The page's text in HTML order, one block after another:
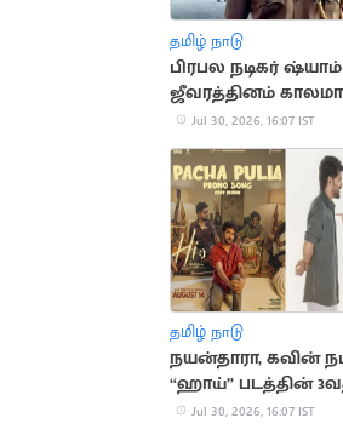
தமிழ் நாடு
பிரபல நடிகர் ஷ்யாம்
ஜீவரத்தினம்
Jul 30, 2026, 16:07 IST
தமிழ் நாடு
நயன்தாரா, கவின்
“ஹாய்” படத்தின்
பாடலின் புரோமோ
Jul 30, 2026, 16:07 IST